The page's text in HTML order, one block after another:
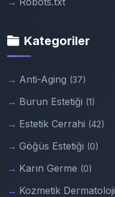
Kategoriler
Anti-Aging (37)
Burun Estetiği (1)
Estetik Cerrahi (42)
Göğüs Estetiği (0)
Karın Germe (0)
Kozmetik Dermatoloji